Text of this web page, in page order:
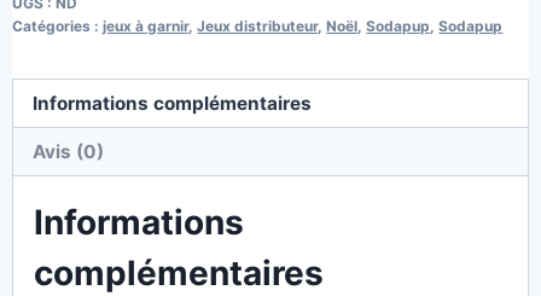
Catégories :jeux à garnir,Jeux distributeur,Noël ,Sodapup ,Sodapup
Informations complémentaires
Avis (0)
Informations
complémentaires